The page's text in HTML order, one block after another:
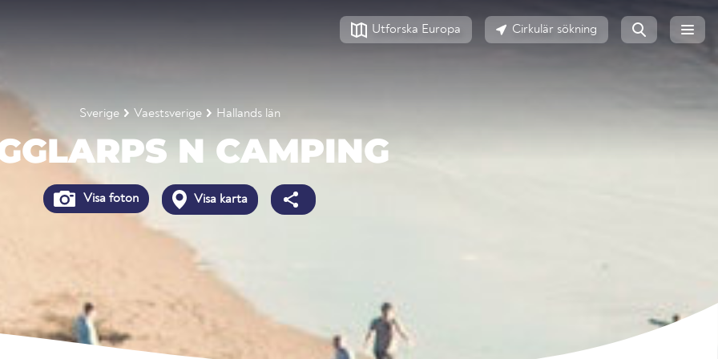
Utforska Europa Cirkulär sökning
Sverige Vaestsverige Hallands län
N CAMPING
Visa foton Visa karta